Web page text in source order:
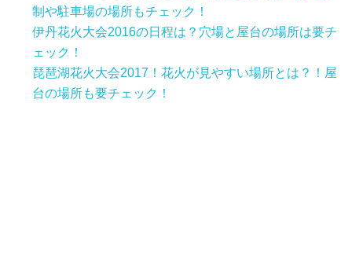
制や駐車場の場所もチェック！
伊丹花火大会2016の日程は？穴場と屋台の場所は要チ
ェック！
琵琶湖花火大会2017！花火が見やすい場所とは？！屋
台の場所も要チェック！